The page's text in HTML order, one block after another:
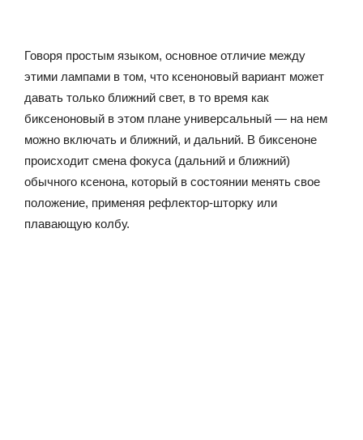
Говоря простым языком, основное отличие между
этими лампами в том, что ксеноновый вариант может
давать только ближний свет, в то время как
биксеноновый в этом плане универсальный — на нем
можно включать и ближний, и дальний. В биксеноне
происходит смена фокуса (дальний и ближний)
обычного ксенона, который в состоянии менять свое
положение, применяя рефлектор-шторку или
плавающую колбу.